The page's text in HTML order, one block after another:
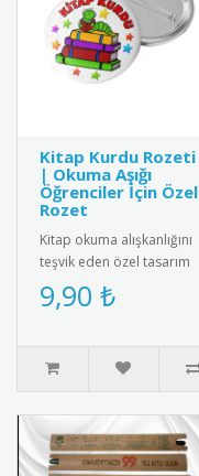
Kitap Kurdu Rozeti
| Okuma Aşığı
Öğrenciler İçin Özel
Rozet
Kitap okuma alışkanlığını
teşvik eden özel tasarım
rozet. Okuma sevgisini
yansıtan şık ve anlamlı bi..
9,90 ₺